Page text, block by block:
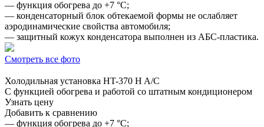
— функция обогрева до +7 °C;
— конденсаторный блок обтекаемой формы не ослабляет
аэродинамические свойства автомобиля;
— защитный кожух конденсатора выполнен из АБС-пластика.
Смотреть все фото
Холодильная установка HT-370 H A/C
С функцией обогрева и работой со штатным кондиционером
Узнать цену
Добавить к сравнению
— функция обогрева до +7 °C;